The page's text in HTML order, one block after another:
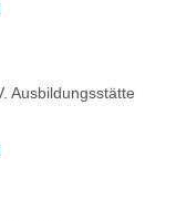
Ausbildungsstätte